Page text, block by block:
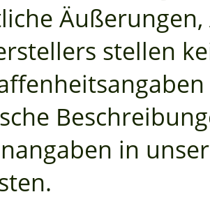
stellen
in